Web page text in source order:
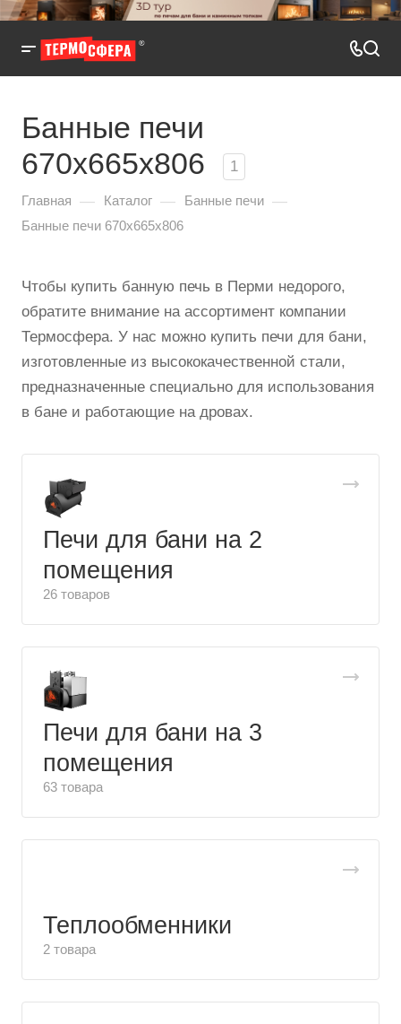
Банные печи
670x665x806
1
Главная — Каталог — Банные печи —
Банные печи 670x665x806
Чтобы купить банную печь в Перми недорого,
обратите внимание на ассортимент компании
Термосфера. У нас можно купить печи для бани,
изготовленные из высококачественной стали,
предназначенные специально для использования
в бане и работающие на дровах.
Печи для бани на 2
помещения
26 товаров
Печи для бани на 3
помещения
63 товара
Теплообменники
2 товара